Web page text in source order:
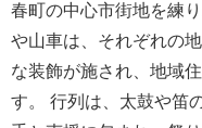
春町の中心市街地を練
や山車は、それぞれの
な装飾が施され、地域
す。 行列は、太鼓や笛